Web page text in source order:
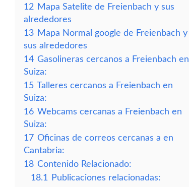
12 Mapa Satelite de Freienbach y sus
alrededores
13 Mapa Normal google de Freienbach y
sus alrededores
14 Gasolineras cercanos a Freienbach en
Suiza:
15 Talleres cercanos a Freienbach en
Suiza:
16 Webcams cercanas a Freienbach en
Suiza:
17 Oficinas de correos cercanas a en
Cantabria:
18 Contenido Relacionado:
18.1
Publicaciones relacionadas: